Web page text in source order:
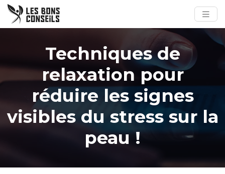
Techniques de
relaxation pour
réduire les signes
visibles du stress sur la
peau !